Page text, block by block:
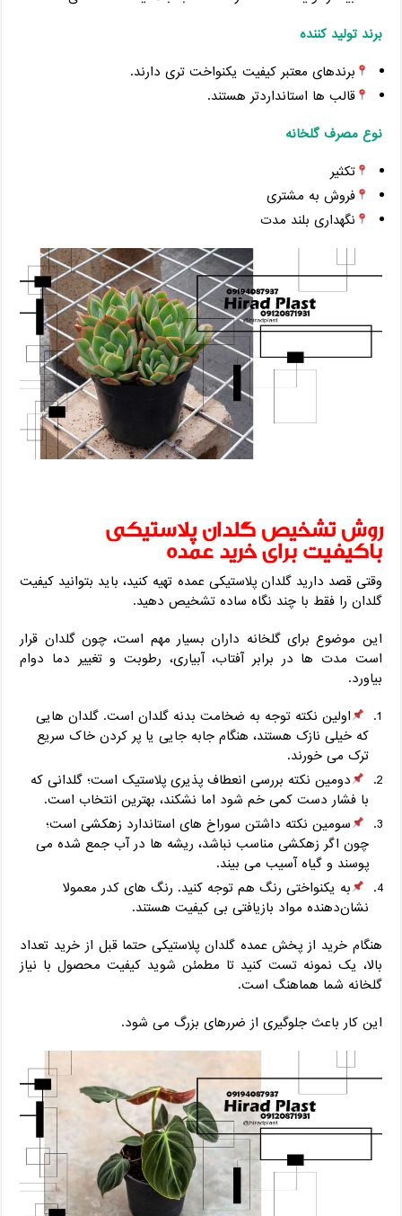
برند تولید کننده
برندهای معتبر کیفیت یکنواخت ‌تری دارند.
قالب ‌ها استانداردتر هستند.
نوع مصرف گلخانه
تکثیر
فروش به مشتری
نگهداری بلند مدت
روش تشخیص گلدان پلاستیکی
باکیفیت برای خرید عمده
وقتی قصد دارید گلدان پلاستیکی عمده تهیه کنید، باید بتوانید کیفیت
گلدان را فقط با چند نگاه ساده تشخیص دهید.
این موضوع برای گلخانه ‌داران بسیار مهم است، چون گلدان قرار
است مدت ‌ها در برابر آفتاب، آبیاری، رطوبت و تغییر دما دوام
بیاورد.
اولین نکته توجه به ضخامت بدنه گلدان است. گلدان‌ هایی
که خیلی نازک هستند، هنگام جابه‌ جایی یا پر کردن خاک سریع
ترک می ‌خورند.
دومین نکته بررسی انعطاف‌ پذیری پلاستیک است؛ گلدانی که
با فشار دست کمی خم شود اما نشکند، بهترین انتخاب است.
سومین نکته داشتن سوراخ ‌های استاندارد زهکشی است؛
چون اگر زهکشی مناسب نباشد، ریشه ‌ها در آب جمع ‌شده می
‌پوسند و گیاه آسیب می ‌بیند.
به یکنواختی رنگ هم توجه کنید. رنگ ‌های کدر معمولا
نشان‌دهنده مواد بازیافتی بی‌ کیفیت هستند.
هنگام خرید از پخش عمده گلدان پلاستیکی حتما قبل از خرید تعداد
بالا، یک نمونه تست کنید تا مطمئن شوید کیفیت محصول با نیاز
گلخانه شما هماهنگ است.
این کار باعث جلوگیری از ضررهای بزرگ می ‌شود.